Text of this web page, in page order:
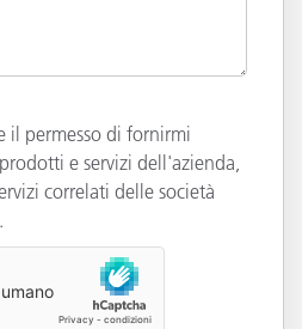
il permesso di fornirmi
e servizi dell'azienda,
correlati delle società